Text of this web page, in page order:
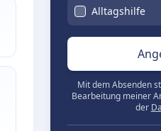
Alltagshilfe
Mit dem Absenden
Bearbeitung meiner
der